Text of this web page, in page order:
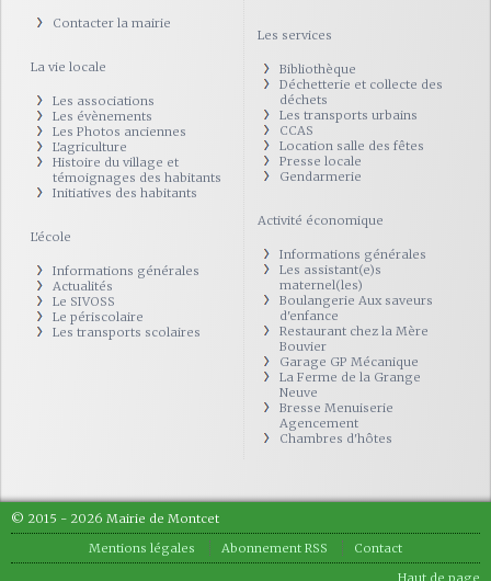
Contacter la mairie
La vie locale
Les associations
Les évènements
Les Photos anciennes
L'agriculture
Histoire du village et
témoignages des habitants
Initiatives des habitants
L'école
Informations générales
Actualités
Le SIVOSS
Le périscolaire
Les transports scolaires
Les services
Bibliothèque
Déchetterie et collecte des
déchets
Les transports urbains
CCAS
Location salle des fêtes
Presse locale
Gendarmerie
Activité économique
Informations générales
Les assistant(e)s
maternel(les)
Boulangerie Aux saveurs
d'enfance
Restaurant chez la Mère
Bouvier
Garage GP Mécanique
La Ferme de la Grange
Neuve
Bresse Menuiserie
Agencement
Chambres d'hôtes
© 2015 - 2026 Mairie de Montcet
Mentions légales
Abonnement RSS
Contact
Haut de page